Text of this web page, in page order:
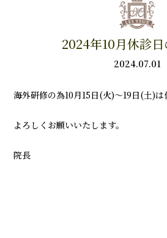
2024年10月休診
2024.07.01
海外研修の為10月15日(火)～19日(土)は
よろしくお願いいたします。
院長